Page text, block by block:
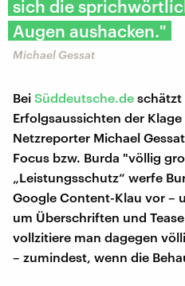
sich die
Augen aushacken."
Michael Gessat
Bei Süddeutsche.de schätzt
Erfolgsaussichten der
Netzreporter Michael
Focus bzw. Burda "völlig
„Leistungsschutz“ werfe
Google Content-Klau vor –
um Überschriften und
vollzitiere man dagegen
– zumindest, wenn die